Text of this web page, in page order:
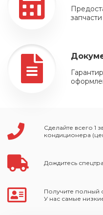
Сделайте всего 1
кондиционера
Дождитесь
Получите полный
У нас самые